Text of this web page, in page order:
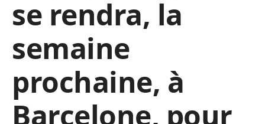
se rendra, la
semaine
prochaine, à
Barcelone, pour